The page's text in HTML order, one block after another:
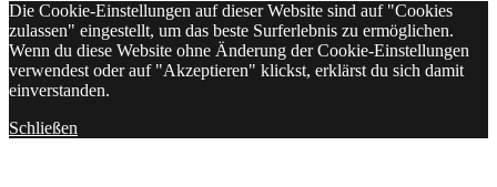
Die Cookie-Einstellungen auf dieser Website sind auf "Cookies
zulassen" eingestellt, um das beste Surferlebnis zu ermöglichen.
Wenn du diese Website ohne Änderung der Cookie-Einstellungen
verwendest oder auf "Akzeptieren" klickst, erklärst du sich damit
einverstanden.
Schließen